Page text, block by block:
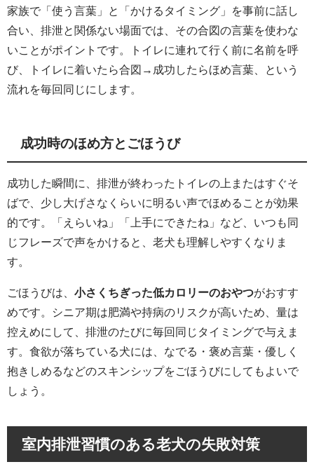
家族で「使う言葉」と「かけるタイミング」を事前に話し
合い、排泄と関係ない場面では、その合図の言葉を使わな
いことがポイントです。トイレに連れて行く前に名前を呼
び、トイレに着いたら合図→成功したらほめ言葉、という
流れを毎回同じにします。
成功時のほめ方とごほうび
成功した瞬間に、排泄が終わったトイレの上またはすぐそ
ばで、少し大げさなくらいに明るい声でほめることが効果
的です。「えらいね」「上手にできたね」など、いつも同
じフレーズで声をかけると、老犬も理解しやすくなりま
す。
ごほうびは、 小さくちぎった低カロリーのおやつがおすす
めです。シニア期は肥満や持病のリスクが高いため、量は
控えめにして、排泄のたびに毎回同じタイミングで与えま
す。食欲が落ちている犬には、なでる・褒め言葉・優しく
抱きしめるなどのスキンシップをごほうびにしてもよいで
しょう。
室内排泄習慣のある老犬の失敗対策